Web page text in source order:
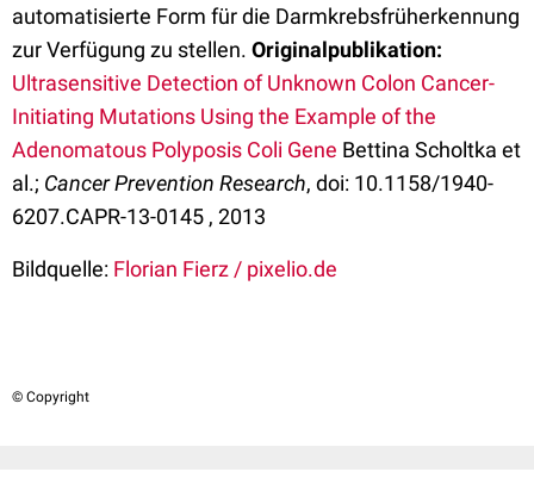
automatisierte Form für die Darmkrebsfrüherkennung
zur Verfügung zu stellen. Originalpublikation:
Ultrasensitive Detection of Unknown Colon Cancer-
Initiating Mutations Using the Example of the
Adenomatous Polyposis Coli Gene Bettina Scholtka et
al.; Cancer Prevention Research, doi: 10.1158/1940-
6207.CAPR-13-0145 , 2013
Bildquelle: Florian Fierz / pixelio.de
© Copyright